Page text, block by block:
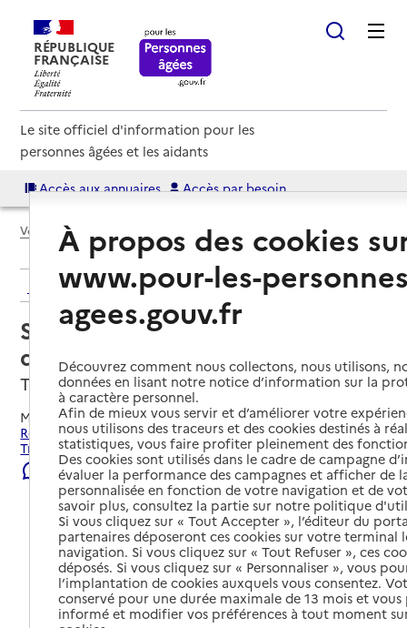
RÉPUBLIQUE
FRANÇAISE
Le site officiel d'information pour les
personnes âgées et les aidants
Accès aux annuaires Accès par besoin
Voir le fil d’Ariane
Retour aux résultats de l'annuaire
Service de soins infirmiers à
domicile – SSIAD - ASIMAT
Troyes, AUBE
Mis à jour le07/08/2026
Rechercher les établissements et services autour de
Troyes.
Signaler une erreur
À propos des cookies
www.pour-les-
agees.gouv.fr
Découvrez comment nous collectons, nous utilisons,
données en lisant notre notice d’information sur la
à caractère personnel.
Afin de mieux vous servir et d’améliorer votre
nous utilisons des traceurs et des cookies destinés à
statistiques, vous faire profiter pleinement des
Des cookies sont utilisés dans le cadre de campagne
évaluer la performance des campagnes et afficher de
personnalisée en fonction de votre navigation et de
savoir plus, consultez la partie sur notre politique
Si vous cliquez sur « Tout Accepter », l’éditeur du
partenaires déposeront ces cookies sur votre terminal
navigation. Si vous cliquez sur « Tout Refuser », ces
déposés. Si vous cliquez sur « Personnaliser », vous
l’implantation de cookies auxquels vous consentez.
conservé pour une durée maximale de 13 mois et
informé et modifier vos préférences à tout moment